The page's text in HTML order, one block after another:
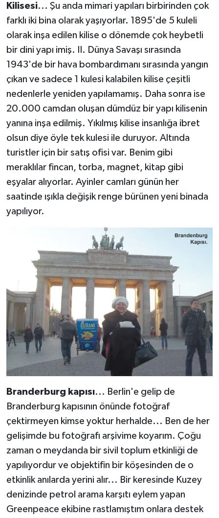
Kilisesi... Şu anda mimari yapıları birbirinden çok
farklı iki bina olarak yaşıyorlar. 1895'de 5 kuleli
olarak inşa edilen kilise o dönemde çok heybetli
bir dini yapı imiş. II. Dünya Savaşı sırasında
1943'de bir hava bombardımanı sırasında yangın
çıkan ve sadece 1 kulesi kalabilen kilise çeşitli
nedenlerle yeniden yapılamamış. Daha sonra ise
20.000 camdan oluşan dümdüz bir yapı kilisenin
yanına inşa edilmiş. Yıkılmış kilise insanlığa ibret
olsun diye öyle tek kulesi ile duruyor. Altında
turistler için bir satış ofisi var. Benim gibi
meraklılar fincan, torba, magnet, kitap gibi
eşyalar alıyorlar. Ayinler camları günün her
saatinde ışıkla değişik renge bürünen yeni binada
yapılıyor.
Branderburg kapısı... Berlin'e gelip de
Branderburg kapısının önünde fotoğraf
çektirmeyen kimse yoktur herhalde... Ben de her
gelişimde bu fotoğrafı arşivime koyarım. Çoğu
zaman o meydanda bir sivil toplum etkinliği de
yapılıyordur ve objektifin bir köşesinden de o
etkinlik anılarda yerini alır... Bir keresinde Kuzey
denizinde petrol arama karşıtı eylem yapan
Greenpeace ekibine rastlamıştım onlara destek